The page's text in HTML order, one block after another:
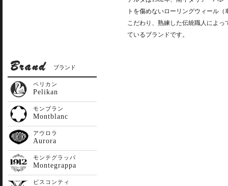
トを傷めないローリングウィール
こだわり、熟練した伝統職人によ
ているブランドです。
ブランド
ペリカン
Pelikan
モンブラン
Montblanc
アウロラ
Aurora
モンテグラッパ
Montegrappa
ビスコンティ